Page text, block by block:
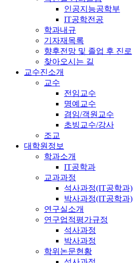
인공지능공학부
IT공학전공
학과내규
기자재목록
향후전망 및 졸업 후 진로
찾아오시는 길
교수진소개
교수
전임교수
명예교수
겸임/객원교수
초빙교수/강사
조교
대학원정보
학과소개
IT공학과
교과과정
석사과정(IT공학과)
박사과정(IT공학과)
연구실소개
연구업적평가규정
석사과정
박사과정
학위논문현황